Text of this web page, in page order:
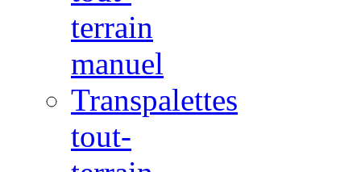
terrain
manuel
Transpalettes
tout-